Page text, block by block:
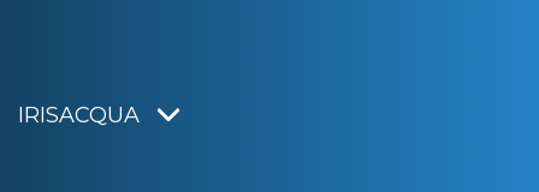
IRISACQUA